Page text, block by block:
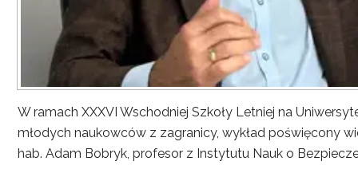
W ramach XXXVI Wschodniej Szkoły Letniej na
młodych naukowców z zagranicy, wykład poświęcony
hab. Adam Bobryk, profesor z Instytutu Nauk o